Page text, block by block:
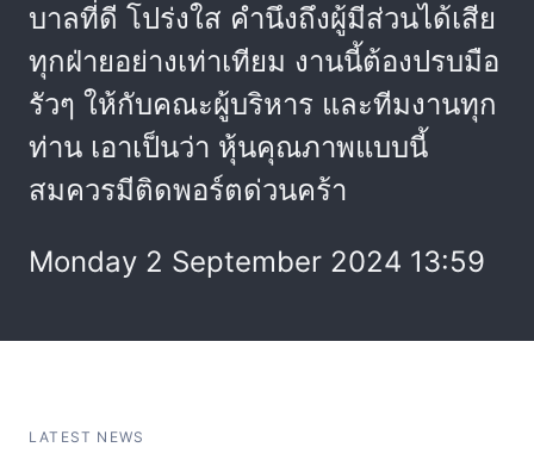
บาลที่ดี โปร่งใส คำนึงถึงผู้มีส่วนได้เสีย
ทุกฝ่ายอย่างเท่าเทียม งานนี้ต้องปรบมือ
รัวๆ ให้กับคณะผู้บริหาร และทีมงานทุก
ท่าน เอาเป็นว่า หุ้นคุณภาพแบบนี้
สมควรมีติดพอร์ตด่วนคร้า
Monday 2 September 2024 13:59
LATEST NEWS